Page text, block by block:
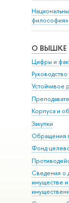
философия»
О ВЫШКЕ
Цифры и
Руководство
Устойчивое
Корпуса и
Закупки
Обращения
Фонд
Сведения о
имуществе и